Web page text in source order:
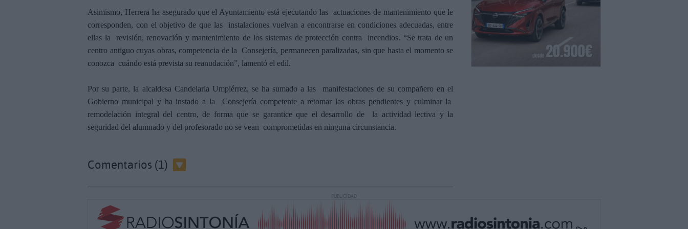
Asimismo, Herrera ha asegurado que el Ayuntamiento está ejecutando las actuaciones de mantenimiento que le
corresponden, con el objetivo de que las instalaciones vuelvan a encontrarse en condiciones adecuadas, entre
ellas la revisión, renovación y mantenimiento de los sistemas de protección contra incendios. “Se trata de un
centro antiguo cuyas obras, competencia de la Consejería, permanecen paralizadas, sin que hasta el momento se
conozca cuándo está prevista su reanudación”, lamentó el edil.
Por su parte, la alcaldesa Candelaria Umpiérrez, se ha sumado a las manifestaciones de su compañero en el
Gobierno municipal y ha instado a la Consejería competente a retomar las obras pendientes y culminar la
remodelación integral del centro, de forma que se garantice que el desarrollo de la actividad lectiva y la
seguridad del alumnado y del profesorado no se vean comprometidas en ninguna circunstancia.
Comentarios (1)
PUBLICIDAD